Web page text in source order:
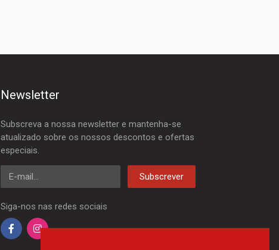
Newsletter
Subscreva a nossa newsletter e mantenha-se
atualizado sobre os nossos descontos e ofertas
especiais.
E-mail
Subscrever
Siga-nos nas redes sociais